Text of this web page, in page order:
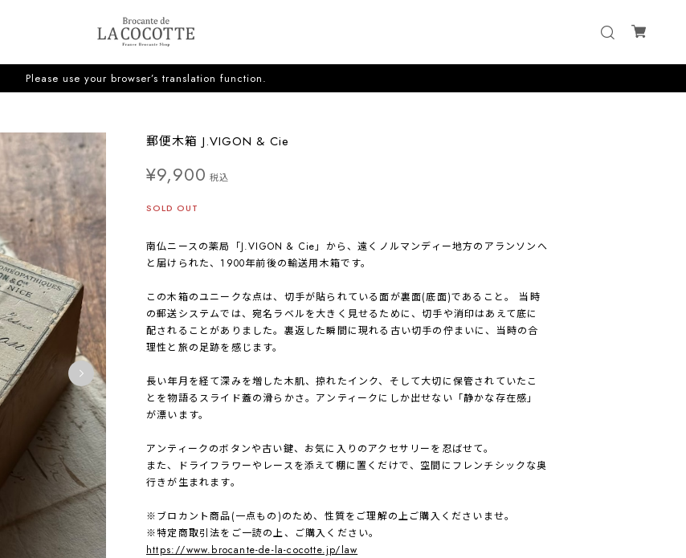
Please use your browser’s translation function.
郵便木箱 J.VIGON & Cie
¥9,900 税込
SOLD OUT
南仏ニースの薬局「J.VIGON & Cie」から、遠くノルマンディー地方のアランソンへ
と届けられた、1900年前後の輸送用木箱です。
この木箱のユニークな点は、切手が貼られている面が裏面(底面)であること。 当時
の郵送システムでは、宛名ラベルを大きく見せるために、切手や消印はあえて底に
配されることがありました。裏返した瞬間に現れる古い切手の佇まいに、当時の合
理性と旅の足跡を感じます。
長い年月を経て深みを増した木肌、掠れたインク、そして大切に保管されていたこ
とを物語るスライド蓋の滑らかさ。アンティークにしか出せない「静かな存在感」
が漂います。
アンティークのボタンや古い鍵、お気に入りのアクセサリーを忍ばせて。
また、ドライフラワーやレースを添えて棚に置くだけで、空間にフレンチシックな奥
行きが生まれます。
※ブロカント商品(一点もの)のため、性質をご理解の上ご購入くださいませ。
※特定商取引法をご一読の上、ご購入ください。
https://www.brocante-de-la-cocotte.jp/law